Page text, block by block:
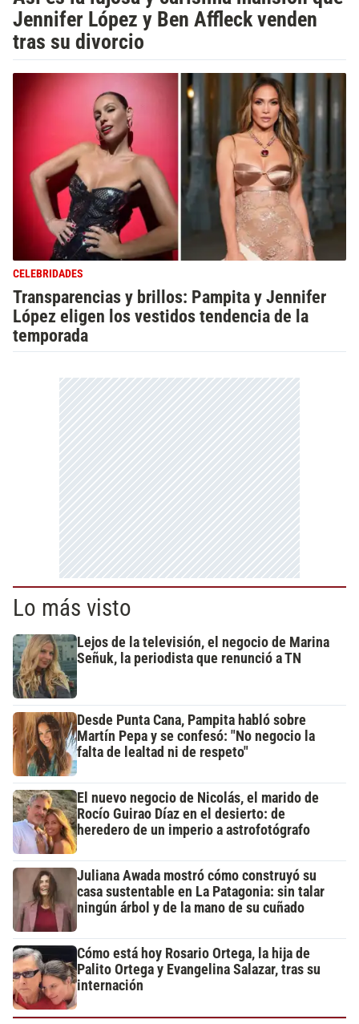
Jennifer López y Ben Affleck venden
tras su divorcio
CELEBRIDADES
Transparencias y brillos: Pampita y Jennifer
López eligen los vestidos tendencia de la
temporada
Lo más visto
Lejos de la televisión, el negocio de Marina
Señuk, la periodista que renunció a TN
Desde Punta Cana, Pampita habló sobre
Martín Pepa y se confesó: "No negocio la
falta de lealtad ni de respeto"
El nuevo negocio de Nicolás, el marido de
Rocío Guirao Díaz en el desierto: de
heredero de un imperio a astrofotógrafo
Juliana Awada mostró cómo construyó su
casa sustentable en La Patagonia: sin talar
ningún árbol y de la mano de su cuñado
Cómo está hoy Rosario Ortega, la hija de
Palito Ortega y Evangelina Salazar, tras su
internación